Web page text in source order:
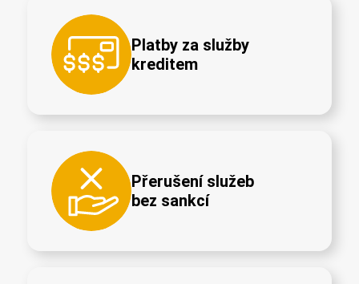
Platby za služby
kreditem
Přerušení služeb
bez sankcí